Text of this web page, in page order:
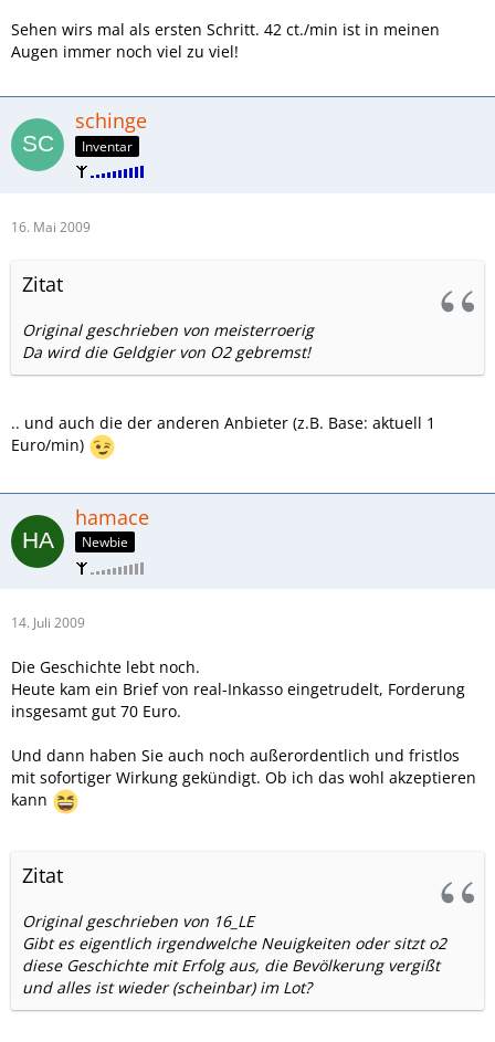
Sehen wirs mal als ersten Schritt. 42 ct./min ist in meinen
Augen immer noch viel zu viel!
schinge
Inventar
16. Mai 2009
Zitat
Original geschrieben von meisterroerig
Da wird die Geldgier von O2 gebremst!
.. und auch die der anderen Anbieter (z.B. Base: aktuell 1
Euro/min)
hamace
Newbie
14. Juli 2009
Die Geschichte lebt noch.
Heute kam ein Brief von real-Inkasso eingetrudelt, Forderung
insgesamt gut 70 Euro.
Und dann haben Sie auch noch außerordentlich und fristlos
mit sofortiger Wirkung gekündigt. Ob ich das wohl akzeptieren
kann
Zitat
Original geschrieben von 16_LE
Gibt es eigentlich irgendwelche Neuigkeiten oder sitzt o2
diese Geschichte mit Erfolg aus, die Bevölkerung vergißt
und alles ist wieder (scheinbar) im Lot?